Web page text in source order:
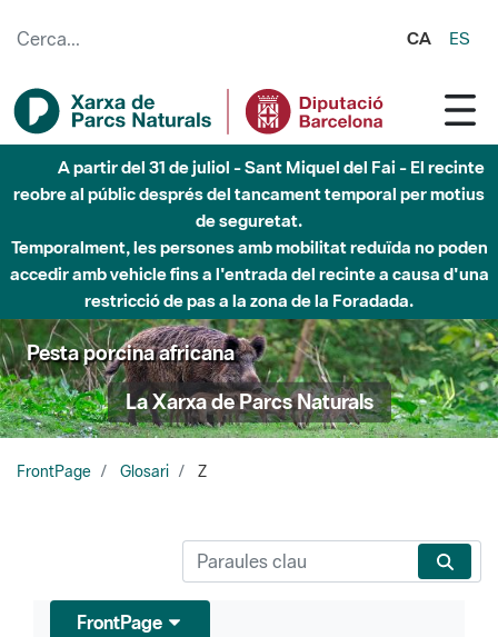
CA ES
A partir del 31 de juliol - Sant Miquel del Fai - El recinte
reobre al públic després del tancament temporal per motius
de seguretat.
Temporalment, les persones amb mobilitat reduïda no poden
accedir amb vehicle fins a l'entrada del recinte a causa d'una
restricció de pas a la zona de la Foradada.
Pesta porcina africana
La Xarxa de Parcs Naturals
FrontPage Glosari Z
FrontPage